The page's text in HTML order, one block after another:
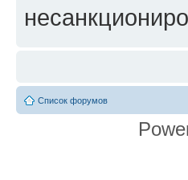
Список форумов